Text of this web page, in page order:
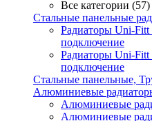
Все категории (57)
Стальные панельные
Радиаторы Uni-Fitt
подключение
Радиаторы Uni-
подключение
Стальные панельные,
Алюминиевые
Алюминиевые
Алюминиевые